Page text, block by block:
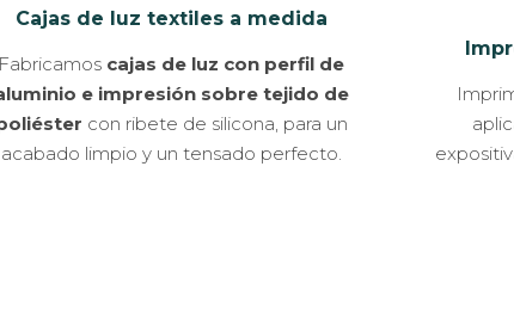
Cajas de luz textiles a medida
Fabricamos cajas de luz con perfil de
e impresión sobre tejido de
con ribete de silicona, para un
acabado limpio y un tensado perfecto.